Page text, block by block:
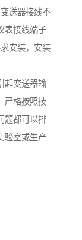
送器接线不
表接线端子
安装，安装
起变送器输
严格按照技
题都可以排
验室或生产